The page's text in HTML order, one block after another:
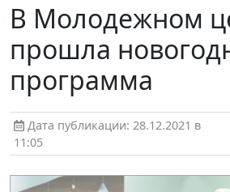
В Молодежном
прошла
программа
Дата публикации: 28.12.2021 в
11:05